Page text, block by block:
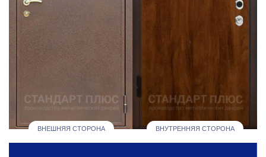
ВНЕШНЯЯ СТОРОНА ВНУТРЕННЯЯ СТОРОНА